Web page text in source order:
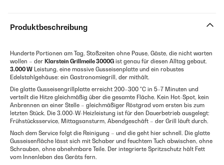
Produktbeschreibung
Hunderte Portionen am Tag, Stoßzeiten ohne Pause, Gäste, die nicht warten
wollen – der Klarstein Grillmeile 3000G ist genau für diesen Alltag gebaut.
3.000 W Leistung, eine massive Gusseisenplatte und ein robustes
Edelstahlgehäuse: ein Gastronomiegrill, der mithält.
Die glatte Gusseisengrillplatte erreicht 200–300 °C in 5–7 Minuten und
verteilt die Hitze gleichmäßig über die gesamte Fläche. Kein Hot-Spot, kein
Anbrennen an einer Stelle – gleichmäßiger Röstgrad vom ersten bis zum
letzten Stück. Die 3.000-W-Heizleistung ist für den Dauerbetrieb ausgelegt:
Frühstücksservice, Mittagsansturm, Abendgeschäft – der Grill läuft durch.
Nach dem Service folgt die Reinigung – und die geht hier schnell. Die glatte
Gusseisenfläche lässt sich mit Schaber und feuchtem Tuch abwischen, ohne
Schrauben, ohne abnehmbare Teile. Der integrierte Spritzschutz hält Fett
vom Innenleben des Geräts fern.